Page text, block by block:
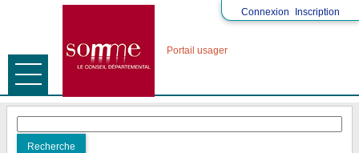
Portail usager
Connexion Inscription
Ouvrir le menu
ACCUEIL
Recherche